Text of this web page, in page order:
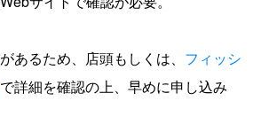
あるため、店頭もしくは、 フィッシ
で詳細を確認の上、早めに申し込み